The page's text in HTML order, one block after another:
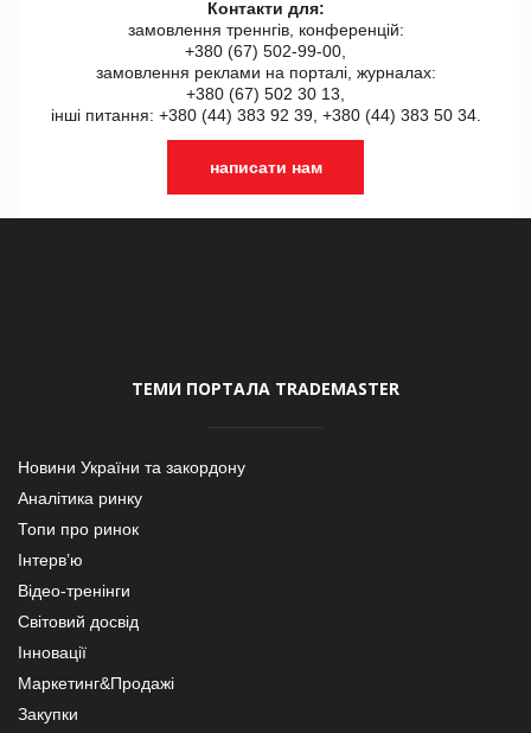
Контакти для:
замовлення треннгів, конференцій:
+380 (67) 502-99-00,
замовлення реклами на порталі, журналах:
+380 (67) 502 30 13,
інші питання: +380 (44) 383 92 39, +380 (44) 383 50 34.
написати нам
ТЕМИ ПОРТАЛА TRADEMASTER
Новини України та закордону
Аналітика ринку
Топи про ринок
Інтерв’ю
Відео-тренінги
Світовий досвід
Інновації
Маркетинг&Продажі
Закупки